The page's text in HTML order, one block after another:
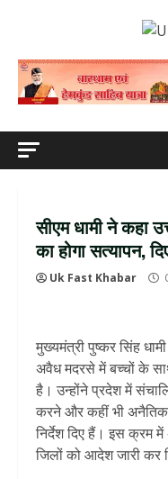
सीएम धामी ने कहा
का होगा सत्यापन,
Uk Fast Khabar
मुख्यमंत्री पुष्कर सिंह
अवैध मदरसे में बच्चों के
है। उन्होंने प्रदेश में
करने और कहीं भी अनैतिक
निर्देश दिए हैं। इस क्रम
जिलों को आदेश जारी कर